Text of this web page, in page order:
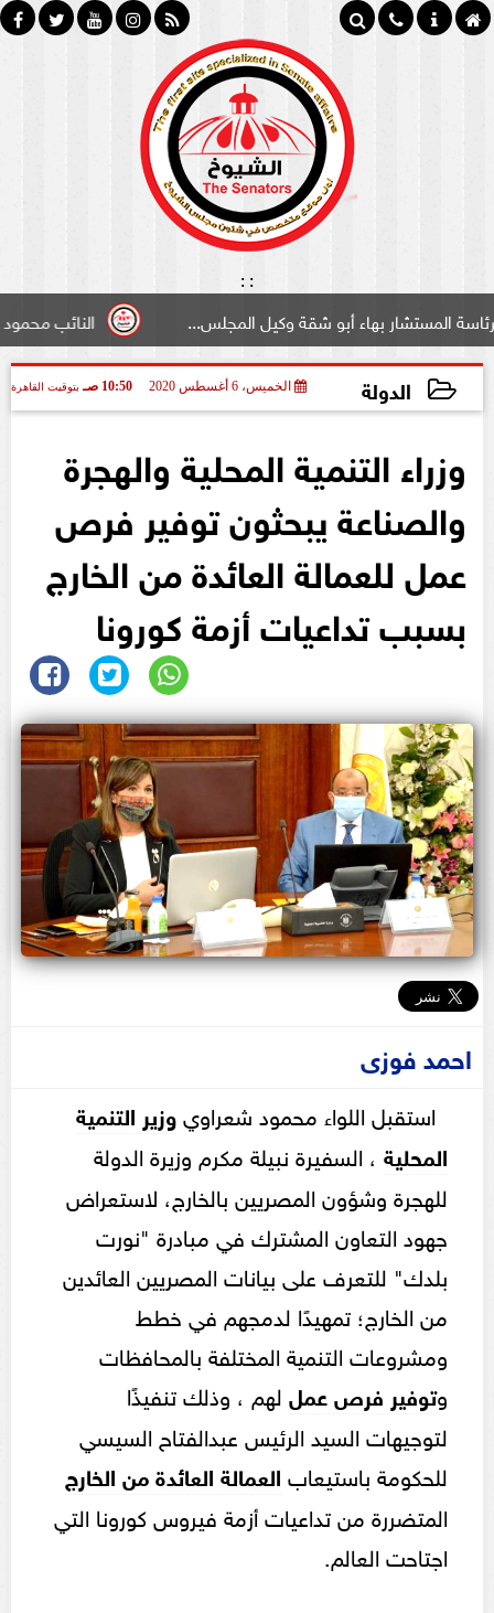
:
:
النائب محمود سامي ”لبوابة
أبو شقة وكيل المجلس...
الدولة الخميس، 6 أغسطس 2020 10:50 صـ بتوقيت القاهرة
وزراء التنمية المحلية والهجرة
والصناعة يبحثون توفير فرص
عمل للعمالة العائدة من الخارج
بسبب تداعيات أزمة كورونا
احمد فوزى
استقبل اللواء محمود شعراويوزير التنمية
المحلية ، السفيرة نبيلة مكرم وزيرة الدولة
للهجرة وشؤون المصريين بالخارج، لاستعراض
جهود التعاون المشترك في مبادرة "نورت
بلدك" للتعرف على بيانات المصريين العائدين
من الخارج؛ تمهيدًا لدمجهم في خطط
ومشروعات التنمية المختلفة بالمحافظات
وتوفير فرص عمل لهم ، وذلك تنفيذًا
لتوجيهات السيد الرئيس عبدالفتاح السيسي
للحكومة باستيعاب العمالة العائدة من الخارج
المتضررة من تداعيات أزمة فيروس كورونا التي
اجتاحت العالم.